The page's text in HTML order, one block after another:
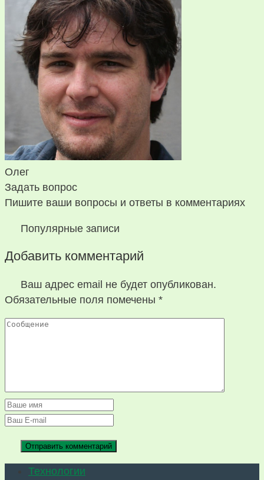
Олег
Задать вопрос
Пишите ваши вопросы и ответы в комментариях
Популярные записи
Добавить комментарий
Ваш адрес email не будет опубликован.
Обязательные поля помечены *
Технологии